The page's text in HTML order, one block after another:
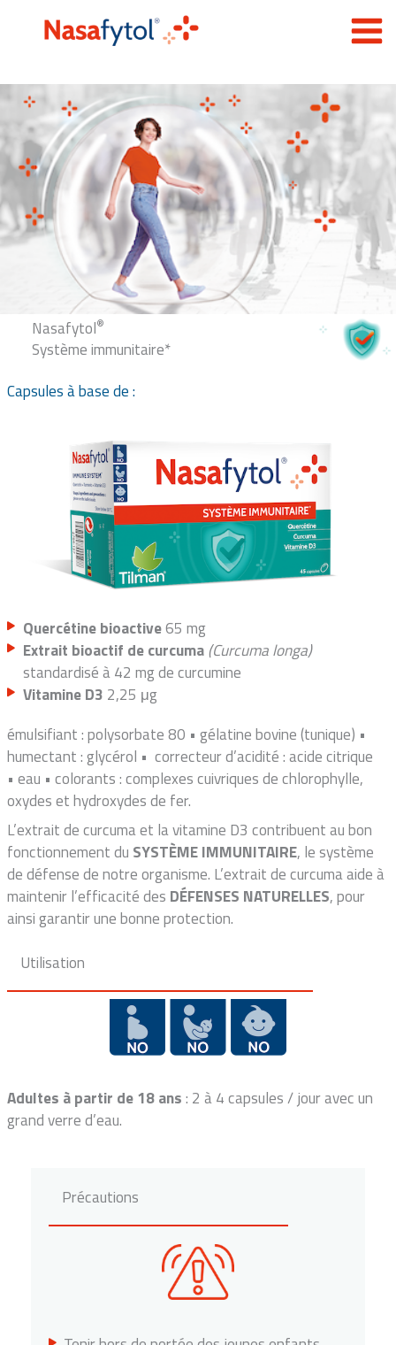
Nasafytol®
Système immunitaire*
Capsules à base de :
Quercétine bioactive65 mg
Extrait bioactif de curcuma (Curcuma longa)
standardisé à 42 mg de curcumine
Vitamine D3 2,25 μg
émulsifiant : polysorbate 80 • gélatine bovine (tunique) •
humectant : glycérol • correcteur d’acidité : acide citrique
• eau • colorants : complexes cuivriques de chlorophylle,
oxydes et hydroxydes de fer.
L’extrait de curcuma et la vitamine D3 contribuent au bon
fonctionnement du SYSTÈME IMMUNITAIRE, le système
de défense de notre organisme. L’extrait de curcuma aide à
maintenir l’efficacité des DÉFENSES NATURELLES, pour
ainsi garantir une bonne protection.
Utilisation
Adultes à partir de 18 ans: 2 à 4 capsules / jour avec un
grand verre d’eau.
Précautions